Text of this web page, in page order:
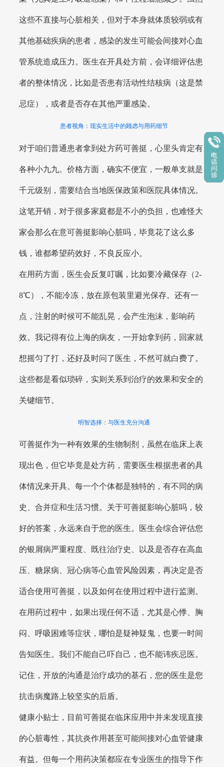
这些不直接与心脏相关，但对于本身就体质较弱或有
其他基础疾病的患者，感染的发生可能会间接对心血
管系统造成压力。医生在开具处方前，会详细评估患
者的整体情况，比如是否患有活动性结核病（这是禁
忌症），或者是否存在其他严重感染。
患者视角：现实生活中的顾虑与用药细节
对于咱们普通患者拿到处方药可善挺，心里头肯定有
各种小九九。价格方面，确实不便宜，一般单支就是
千元级别，需要结合当地医保政策和医院具体情况。
这笔开销，对于很多家庭都是不小的负担，也难怪大
家会那么在意可善挺影响心脏吗，毕竟花了这么多
钱，谁都希望药效好，不良反应小。
在用药方面，医生会反复叮嘱，比如要冷藏保存（2-
8℃），不能冷冻，放在原包装里避光保存。还有一
点，注射的时候可不能乱晃，会产生泡沫，影响药
效。我记得有位上海的病友，一开始拿到药，回家就
想摇匀了打，还好及时问了医生，不然可就白费了。
这些都是看似琐碎，实则关系到治疗的效果和安全的
关键细节。
明智选择：与医生充分沟通
可善挺作为一种有效果的生物制剂，虽然在临床上表
现出色，但它毕竟是处方药，需要医生根据患者的具
体情况来开具。每一个个体都是独特的，有不同的病
史、合并症和生活习惯。关于可善挺影响心脏吗，较
好的答案，永远来自于您的医生。医生会综合评估您
的银屑病严重程度、既往治疗史、以及是否存在高血
压、糖尿病、冠心病等心血管风险因素，再决定是否
适合使用可善挺，以及如何在使用过程中进行监测。
在用药过程中，如果出现任何不适，尤其是心悸、胸
闷、呼吸困难等症状，哪怕是疑神疑鬼，也要一时间
告知医生。我们不能自己吓自己，也不能讳疾忌医。
记住，开放的沟通是治疗成功的基石，您的医生是您
抗击病魔路上较坚实的后盾。
健康小贴士，目前可善挺在临床应用中并未发现直接
的心脏毒性，其抗炎作用甚至可能间接对心血管健康
有益。但每一个用药决策都应在专业医生的指导下作